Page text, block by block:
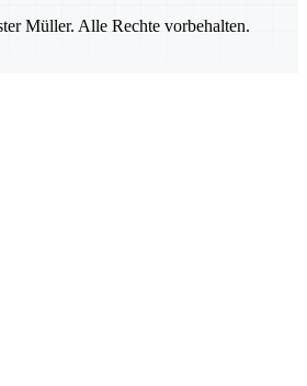
Müller. Alle Rechte vorbehalten.